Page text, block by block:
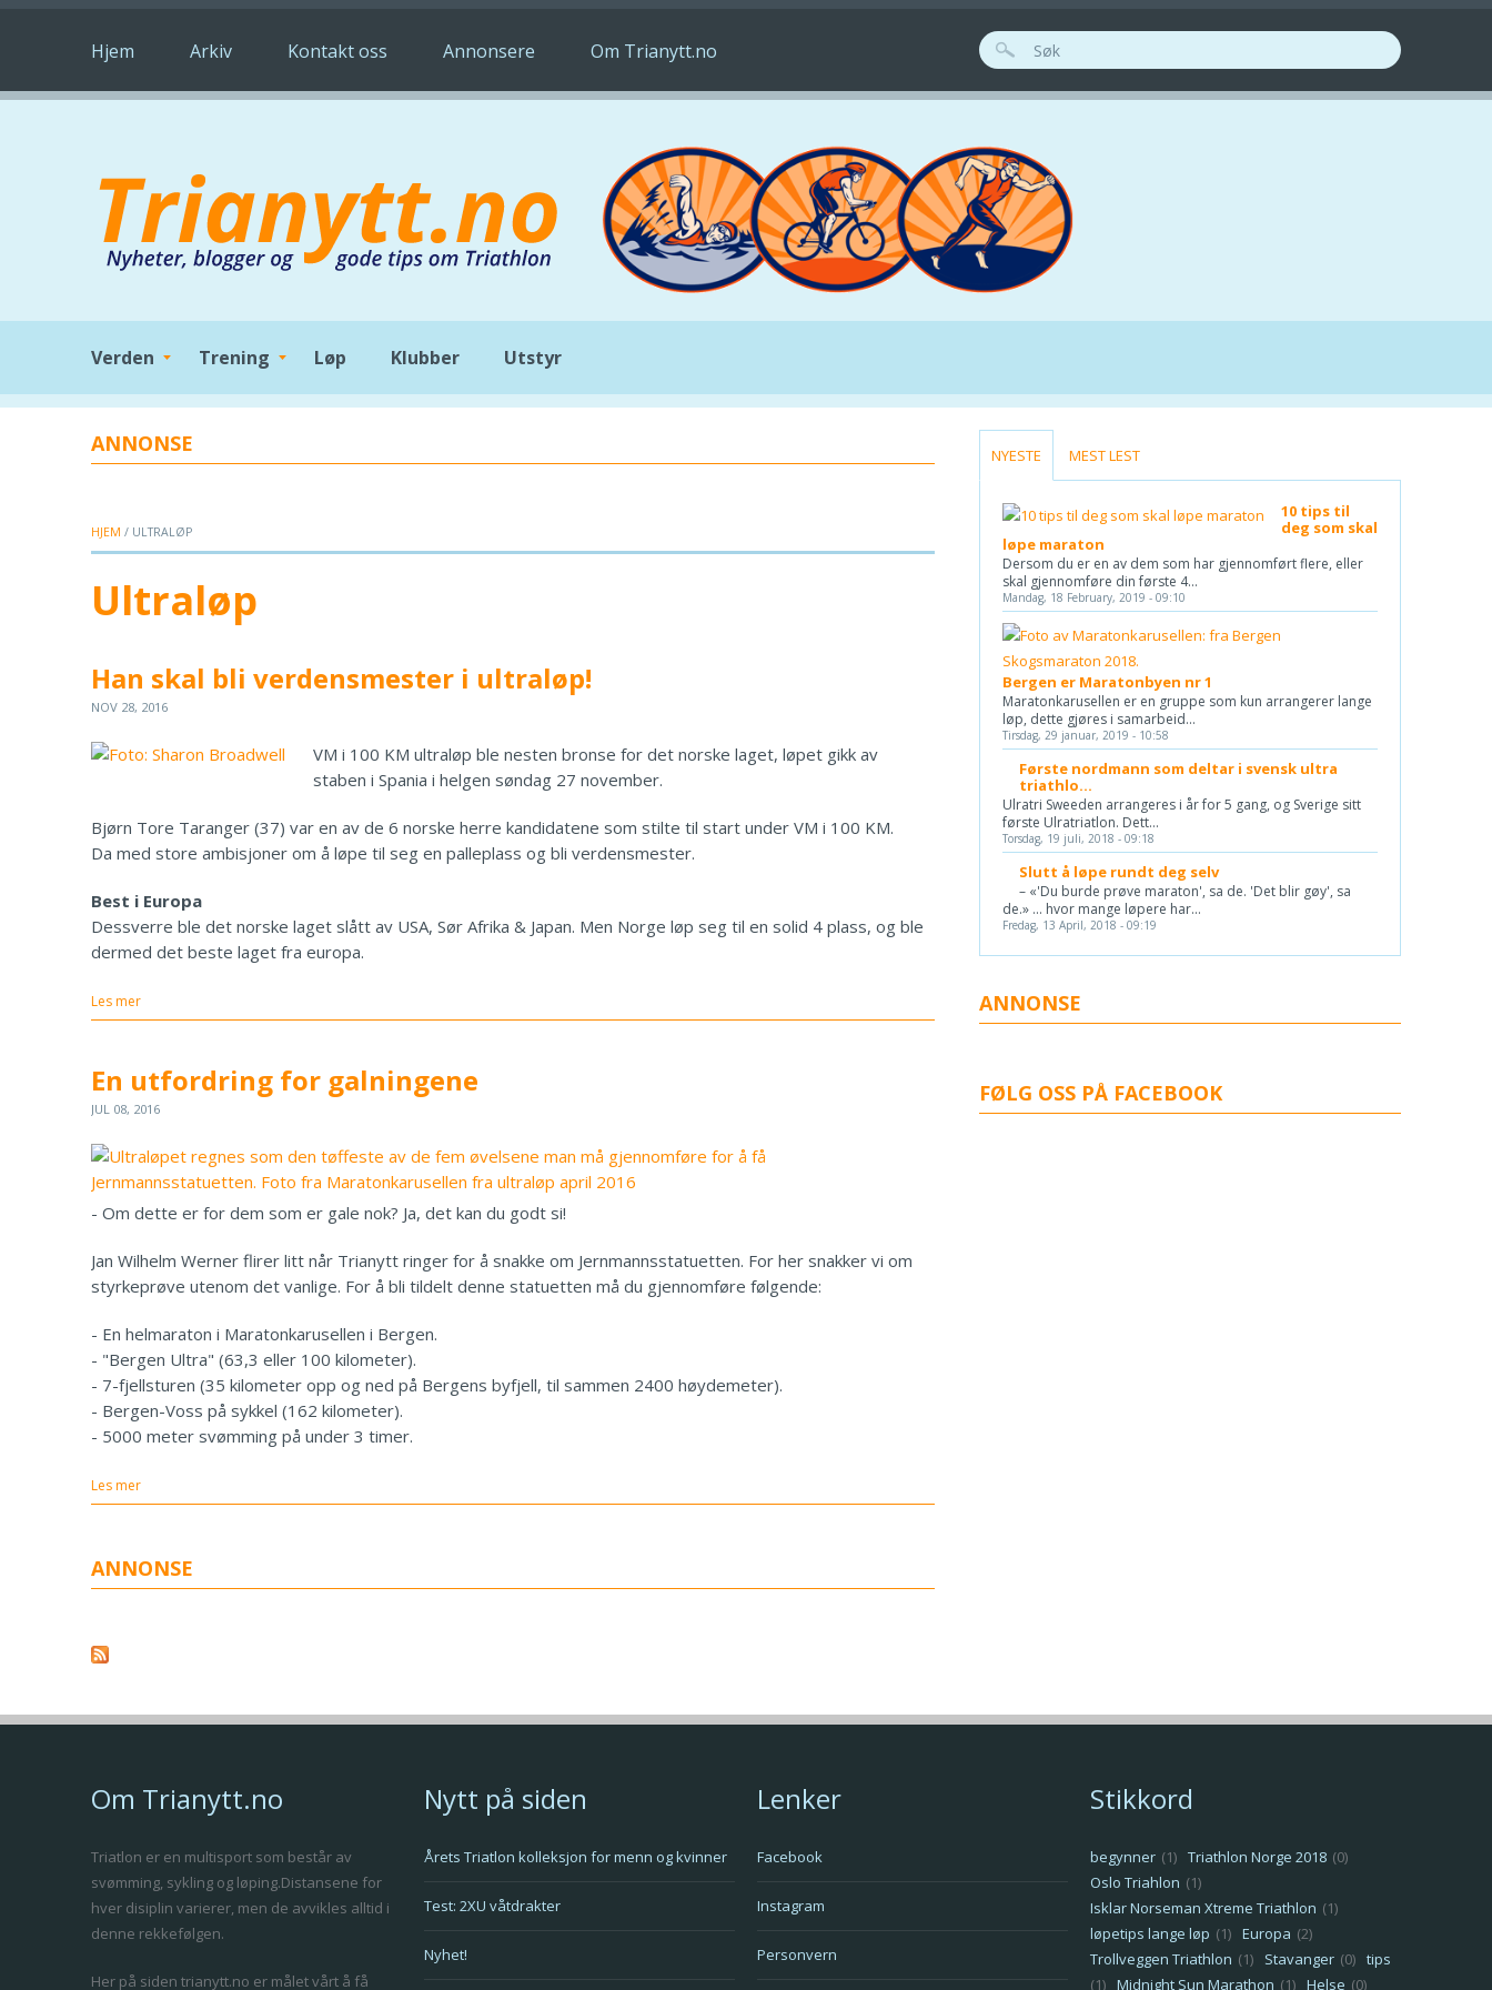
Hjem Arkiv Kontakt oss Annonsere Om Trianytt.no SØKESKJEMA
Verden Trening Løp Klubber Utstyr
ANNONSE
HJEM / ULTRALØP
Ultraløp
Han skal bli verdensmester i ultraløp!
NOV 28, 2016
VM i 100 KM ultraløp ble nesten bronse for det norske laget, løpet gikk av
staben i Spania i helgen søndag 27 november.
Bjørn Tore Taranger (37) var en av de 6 norske herre kandidatene som stilte til start under VM i 100 KM.
Da med store ambisjoner om å løpe til seg en palleplass og bli verdensmester.
Best i Europa
Dessverre ble det norske laget slått av USA, Sør Afrika & Japan. Men Norge løp seg til en solid 4 plass, og ble
dermed det beste laget fra europa.
Les mer
En utfordring for galningene
JUL 08, 2016
- Om dette er for dem som er gale nok? Ja, det kan du godt si!
Jan Wilhelm Werner flirer litt når Trianytt ringer for å snakke om Jernmannsstatuetten. For her snakker vi om
styrkeprøve utenom det vanlige. For å bli tildelt denne statuetten må du gjennomføre følgende:
- En helmaraton i Maratonkarusellen i Bergen.
- "Bergen Ultra" (63,3 eller 100 kilometer).
- 7-fjellsturen (35 kilometer opp og ned på Bergens byfjell, til sammen 2400 høydemeter).
- Bergen-Voss på sykkel (162 kilometer).
- 5000 meter svømming på under 3 timer.
Les mer
ANNONSE
NYESTE (ACTIVE TAB)
MEST LEST
10 tips til
deg som skal
løpe maraton
Dersom du er en av dem som har gjennomført flere, eller
skal gjennomføre din første 4...
Mandag, 18 February, 2019 - 09:10
Bergen er Maratonbyen nr 1
Maratonkarusellen er en gruppe som kun arrangerer lange
løp, dette gjøres i samarbeid...
Tirsdag, 29 januar, 2019 - 10:58
Første nordmann som deltar i svensk ultra
triathlo...
Ulratri Sweeden arrangeres i år for 5 gang, og Sverige sitt
første Ulratriatlon. Dett...
Torsdag, 19 juli, 2018 - 09:18
Slutt å løpe rundt deg selv
– «'Du burde prøve maraton', sa de. 'Det blir gøy', sa
de.» ... hvor mange løpere har...
Fredag, 13 April, 2018 - 09:19
ANNONSE
FØLG OSS PÅ FACEBOOK
Om Trianytt.no
Triatlon er en multisport som består av
svømming, sykling og løping.Distansene for
hver disiplin varierer, men de avvikles alltid i
denne rekkefølgen.
Her på siden trianytt.no er målet vårt å få
Nytt på siden
Årets Triatlon kolleksjon for menn og kvinner
Test: 2XU våtdrakter
Nyhet!
Lenker
Facebook
Instagram
Personvern
Stikkord
begynner (1) Triathlon Norge 2018 (0)
Oslo Triahlon (1)
Isklar Norseman Xtreme Triathlon (1)
løpetips lange løp (1) Europa (2)
Trollveggen Triathlon (1) Stavanger (0) tips
(1) Midnight Sun Marathon (1) Helse (0)